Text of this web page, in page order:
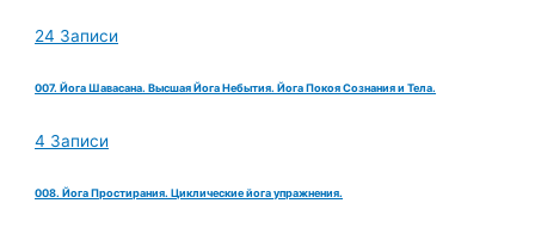
24 Записи
007. Йога Шавасана. Высшая Йога Небытия. Йога Покоя Сознания и Тела.
4 Записи
008. Йога Простирания. Циклические йога упражнения.